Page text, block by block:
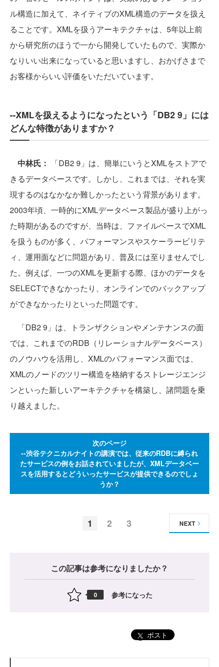
ル構造に加えて、ネイティブのXML構造のデータを扱え
ることです。XMLを扱うアーキテクチャは、5年以上前
から研究所のほうで一から開発していたもので、実際か
なりいい出来になっていると思いますし、おかげさまで
お客様からいい評価をいただいています。
--XMLを扱えるようになったという「DB2 9」には
どんな特徴がありますか？
中林氏：
「DB2 9」は、簡単にいうとXMLをストアで
きるデータベースです。しかし、これまでは、それを実
現するのはなかなか難しかったという背景があります。
2003年頃、一時的にXMLデータベース製品が盛り上がっ
た時期があるのですが、当時は、ファイルベースでXML
を扱うものが多く、パフォーマンスやスケーラービリテ
ィ、運用面などに問題があり、普及には至りませんでし
た。例えば、一つのXMLを更新する際、ほかのデータを
SELECTできなかったり、オンラインでのバックアップ
ができなかったりといった問題です。
「DB2 9」は、トランザクションやメンテナンスの面
では、これまでのRDB（リレーショナルデータベース）
のノウハウを活用し、XMLのパフォーマンス面では、
XMLのノードのツリー構造を格納するストレージエンジ
ンといった新しいアーキテクチャを構築し、諸問題を乗
り越えました。
次のページ
--渋谷テクニカルナイトの講演では、従来のRDBに縛られ
たサービスの例をお話されていましたが、XMLデータベー
スを活用するとどういったサービスが提供できるのでしょ
うか？
1 2 3 NEXT
この記事は参考になりましたか？
0 参考になった
ポスト